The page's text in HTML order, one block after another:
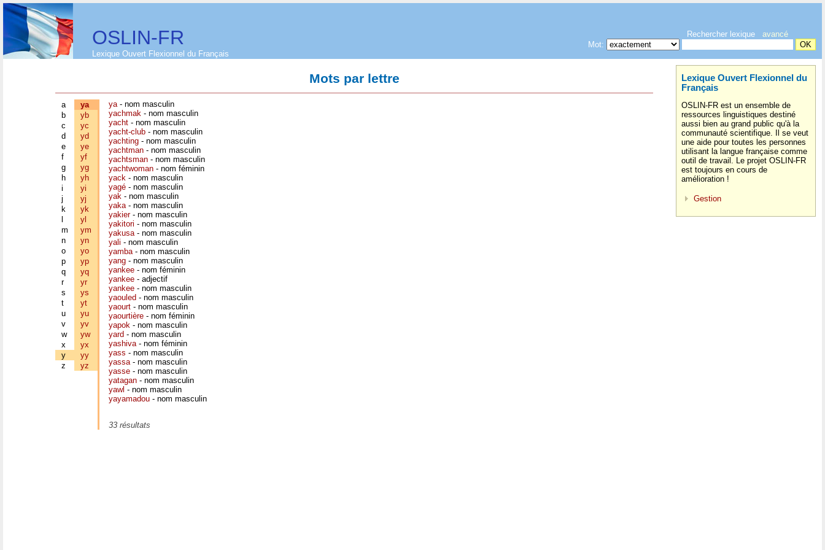
OSLIN-FR
Lexique Ouvert Flexionnel du Français
Rechercher lexique avancé
Mot:
Mots par lettre
a
b
c
d
e
f
g
h
i
j
k
m
n
o
p
q
r
s
t
u
v
w
x
y
z
ya
yb
yc
yd
ye
yf
yg
yh
yi
yj
yk
yl
ym
yn
yo
yp
yq
yr
ys
yt
yu
yv
yw
yx
yy
yz
ya- nom masculin
yachmak - nom masculin
yacht - nom masculin
yacht-club - nom masculin
yachting - nom masculin
yachtman - nom masculin
yachtsman - nom masculin
yachtwoman - nom féminin
yack - nom masculin
yagé - nom masculin
yak - nom masculin
yaka- nom masculin
yakier- nom masculin
yakitori - nom masculin
yakusa- nom masculin
yali - nom masculin
yamba- nom masculin
yang - nom masculin
yankee - nom féminin
yankee - adjectif
yankee - nom masculin
yaouled - nom masculin
yaourt - nom masculin
yaourtière - nom féminin
yapok - nom masculin
yard - nom masculin
yashiva- nom féminin
yass - nom masculin
yassa- nom masculin
yasse - nom masculin
yatagan - nom masculin
yawl - nom masculin
yayamadou - nom masculin
33 résultats
Lexique Ouvert Flexionnel du
Français
OSLIN-FR est un ensemble de
ressources linguistiques destiné
aussi bien au grand public qu'à la
communauté scientifique. Il se veut
une aide pour toutes les personnes
utilisant la langue française comme
outil de travail. Le projet OSLIN-FR
est toujours en cours de
amélioration !
Gestion